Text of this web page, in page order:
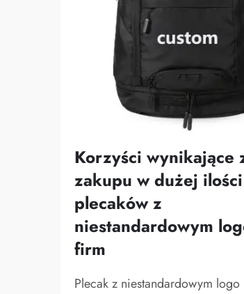
Korzyści wynikające
zakupu w dużej ilości
plecaków z
niestandardowym
firm
Plecak z niestandardowym